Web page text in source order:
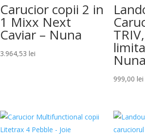
Carucior copii 2 in
1 Mixx Next
Caviar – Nuna
3.964,53 lei Nuna
999,00 lei